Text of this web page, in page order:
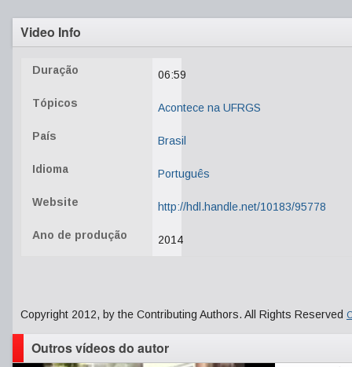
Video Info
Duração 06:59
Tópicos Acontece na UFRGS
País Brasil
Idioma Português
Website http://hdl.handle.net/10183/95778
Ano de produção 2014
Copyright 2012, by the Contributing Authors. All Rights Reserved
Outros vídeos do autor